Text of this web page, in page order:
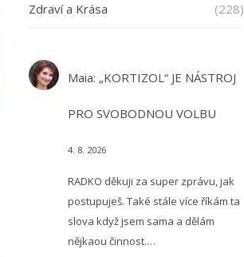
Zdraví a Krása (228)
Maia: „KORTIZOL“ JE NÁSTROJ
PRO SVOBODNOU VOLBU
4. 8. 2026
RADKO děkuji za super zprávu, jak
postupuješ. Také stále více říkám ta
slova když jsem sama a dělám
nějkaou činnost.…